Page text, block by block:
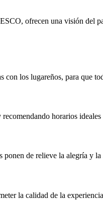
ofrecen una visión del
los lugareños, para que
horarios
de relieve la alegría y
la calidad de la